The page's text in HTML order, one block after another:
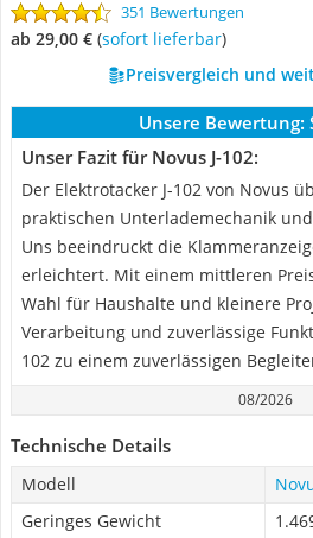
351 Bewertungen
ab 29,00 € ( Sofort lieferbar)
Preisvergleich und
Unsere Bewertung:
Unser Fazit für Novus J-102:
Der Elektrotacker J-102 von Novus
praktischen Unterlademechanik
Uns beeindruckt die
erleichtert. Mit einem mittleren
Wahl für Haushalte und kleinere
Verarbeitung und zuverlässige
102 zu einem zuverlässigen
08/2026
Technische Details
Modell
Geringes Gewicht